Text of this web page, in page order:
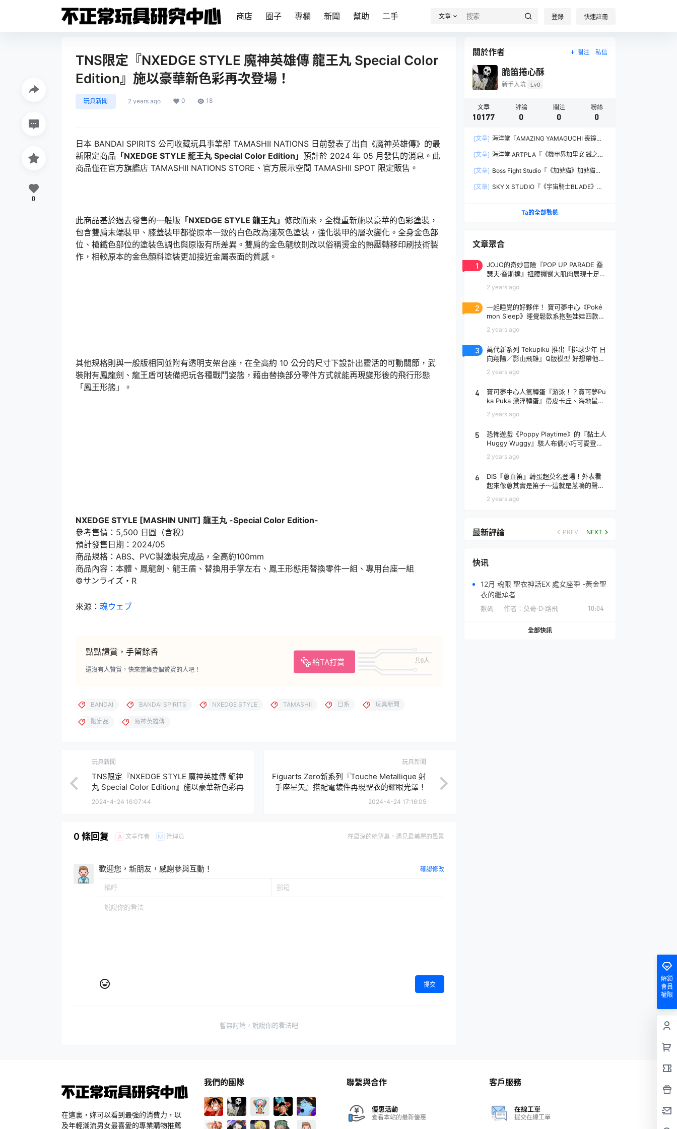
商店 圈子 專欄 新聞 幫助 二手 文章 登錄 快速註冊
TNS限定『NXEDGE STYLE 魔神英雄傳 龍王丸 Special Color
Edition』施以豪華新色彩再次登場！
玩具新聞 2 years ago 0 18
日本 BANDAI SPIRITS 公司收藏玩具事業部 TAMASHII NATIONS 日前發表了出自《魔神英雄傳》的最
新限定商品 「NXEDGE STYLE 龍王丸 Special Color Edition」 預計於 2024 年 05 月發售的消息。此
商品僅在官方旗艦店 TAMASHII NATIONS STORE、官方展示空間 TAMASHII SPOT 限定販售。
此商品基於過去發售的一般版 「NXEDGE STYLE 龍王丸」 修改而來，全機重新施以豪華的色彩塗裝，
包含雙肩末端裝甲、膝蓋裝甲都從原本一致的白色改為淺灰色塗裝，強化裝甲的層次變化。全身金色部
位、槍鐵色部位的塗裝色調也與原版有所差異。雙肩的金色龍紋則改以俗稱燙金的熱壓轉移印刷技術製
作，相較原本的金色顏料塗裝更加接近金屬表面的質感。
其他規格則與一般版相同並附有透明支架台座，在全高約 10 公分的尺寸下設計出靈活的可動關節，武
裝附有鳳龍劍、龍王盾可裝備把玩各種戰鬥姿態，藉由替換部分零件方式就能再現變形後的飛行形態
「鳳王形態」。
NXEDGE STYLE [MASHIN UNIT] 龍王丸 -Special Color Edition-
參考售價：5,500 日圓（含稅）
預計發售日期：2024/05
商品規格：ABS、PVC製塗裝完成品，全高約100mm
商品內容：本體、鳳龍劍、龍王盾、替換用手掌左右、鳳王形態用替換零件一組、專用台座一組
©サンライズ・R
來源： 魂ウェブ
點點讚賞，手留餘香
給TA打賞 共0人
還沒有人贊賞，快來當第壹個贊賞的人吧！
0
BANDAI BANDAI SPIRITS NXEDGE STYLE TAMASHII 日系 玩具新聞
限定品 魔神英雄傳
玩具新聞
TNS限定『NXEDGE STYLE 魔神英雄傳 龍神
丸 Special Color Edition』施以豪華新色彩再
次登場！
2024-4-24 16:07:44
玩具新聞
Figuarts Zero新系列『Touche Metallique 射
手座星矢』搭配電鍍件再現聖衣的耀眼光澤！
2024-4-24 17:16:05
0 條回复 A 文章作者 M 管理员 在最深的絕望裏，遇見最美麗的風景
歡迎您，新朋友，感謝參與互動！ 確認修改
提交
暫無討論，說說你的看法吧
關於作者 關注 私信
脆笛捲心酥
新手入坑 Lv0
文章
10177
評論
0
關注
0
粉絲
0
[文章] 海洋堂『AMAZING YAMAGUCHI 喪鐘
之刃與大魄力火焰特效！
[文章] 海洋堂 ARTPLA『《機甲界加里安 鐵之紋
規再現！
[文章] Boss Fight Studio『《加菲貓》加菲貓
受到的龐大份量！
[文章] SKY X STUDIO『《宇宙騎士BLADE》
Ta的全部動態
文章聚合
1
JOJO的奇妙冒險『POP UP PARADE 喬
瑟夫‧喬斯達』扭腰擺臀大肌肉展現十足騷
2 years ago
2
一起睡覺的好夥伴！ 寶可夢中心《Poké
mon Sleep》睡覺鬆軟系抱墊娃娃四款登
2 years ago
3
萬代新系列 Tekupiku 推出『排球少年 日
向翔陽／影山飛雄』Q版模型 好想帶他出
2 years ago
4
寶可夢中心人氣轉蛋『游泳！？寶可夢Pu
ka Puka 漂浮轉蛋』帶皮卡丘、海地鼠去
2 years ago
5
恐怖遊戲《Poppy Playtime》的『黏土人
Huggy Wuggy』駭人布偶小巧可愛登
2 years ago
6
DIS『蔥直笛』轉蛋超莫名登場！外表看
起來像蔥其實是笛子～這就是蔥鳴的聲音
2 years ago
最新評論 PREV NEXT
快讯
12月 魂限 聖衣神話EX 處女座瞬 -黃金聖
衣的繼承者
數碼 作者： 莫奇·D·路飛 10:04
全部快訊
解鎖
會員
權限
在這裏，妳可以看到最強的消費力，以
及年輕潮流男女最喜愛的專業購物推薦
我們的團隊 聯繫與合作
優惠活動
查看本站的最新優惠
客戶服務
在線工單
提交在線工單